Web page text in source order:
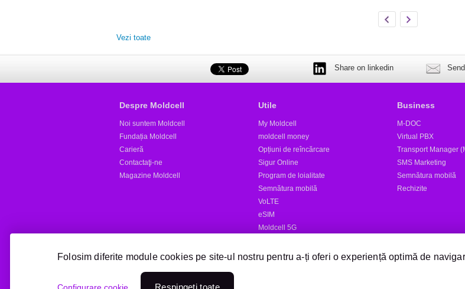
Vezi toate
Share on linkedin
Despre Moldcell
Noi suntem Moldcell
Fundația Moldcell
Carieră
Contactaţi-ne
Magazine Moldcell
Utile
My Moldcell
moldcell money
Opțiuni de reîncărcare
Sigur Online
Program de loialitate
Semnătura mobilă
VoLTE
eSIM
Moldcell 5G
Business
M-DOC
Virtual PBX
Transport Manager
SMS Marketing
Semnătura mobilă
Rechizite
Reîncărcare online
Folosim diferite module cookies pe site-ul nostru pentru a-ți oferi o experiență optimă de
Configurare cookie Respingeți toate